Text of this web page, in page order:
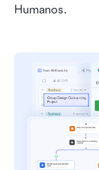
Humanos.